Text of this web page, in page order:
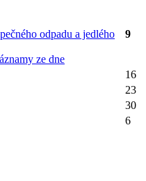
odpadu a jedlého
ze dne
9
16
23
30
6